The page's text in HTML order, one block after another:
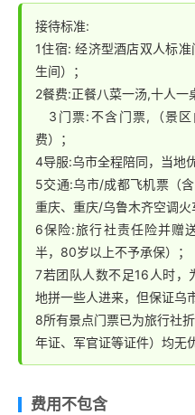
接待标准:
1住宿: 经济型酒店双人标
生间）；
2餐费:正餐八菜一汤,十人一
3门票:不含门票,（景区
费）；
4导服:乌市全程陪同，当地
5交通:乌市/成都飞机票（
重庆、重庆/乌鲁木齐空调火
6保险:旅行社责任险并赠
半，80岁以上不予承保）；
7若团队人数不足16人时，
地拼一些人进来，但保证乌
8所有景点门票已为旅行社
年证、军官证等证件）均无
费用不包含